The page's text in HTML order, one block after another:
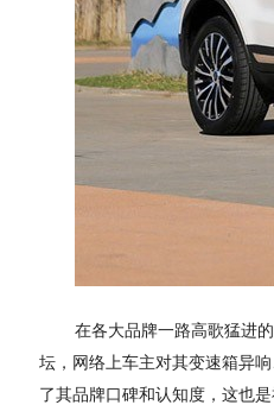
在各大品牌一路高歌猛进
坛，网络上车主对其变速箱异
了其品牌口碑和认知度，这也